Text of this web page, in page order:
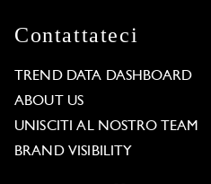
Contattateci
TREND DATA DASHBOARD
ABOUT US
UNISCITI AL NOSTRO TEAM
BRAND VISIBILITY